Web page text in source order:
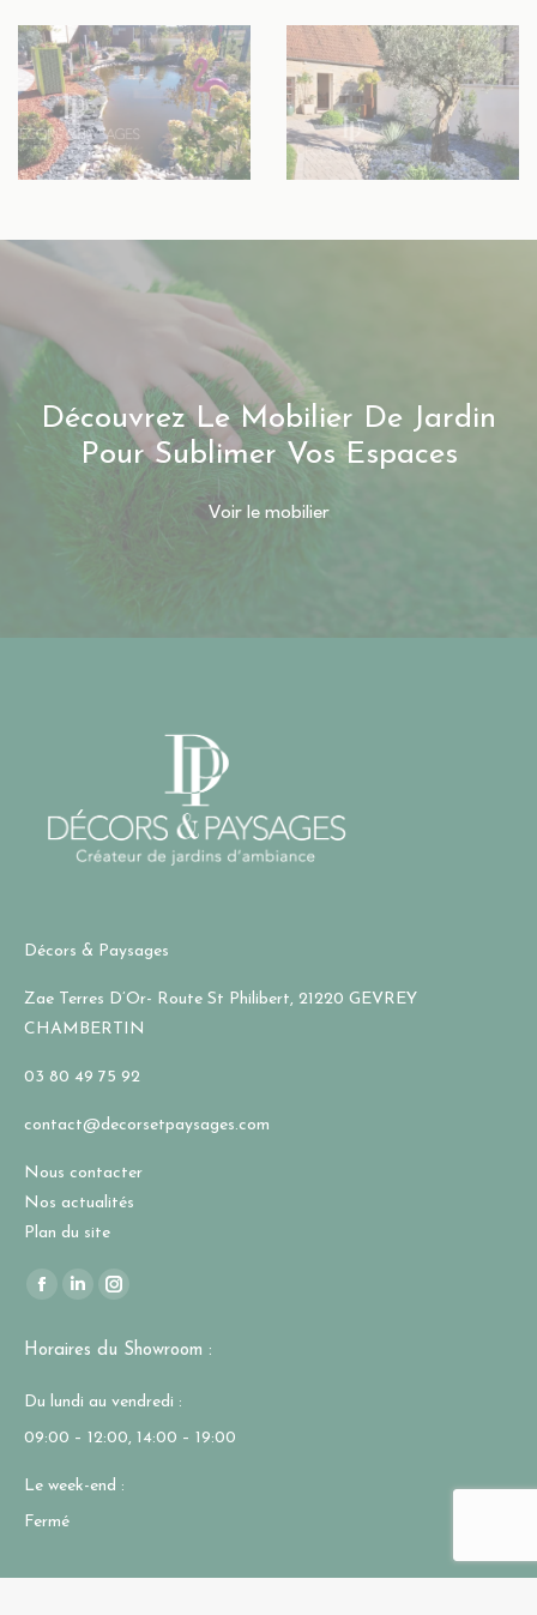
Découvrez Le Mobilier De Jardin
Pour Sublimer Vos Espaces
Voir le mobilier
Décors & Paysages
Zae Terres D’Or- Route St Philibert, 21220 GEVREY
CHAMBERTIN
03 80 49 75 92
contact@decorsetpaysages.com
Nous contacter
Nos actualités
Plan du site
Trouvez nous sur :
Facebook
s'ouvre
nouvelle
fenêtre
LinkedIn
s'ouvre
nouvelle
La
Instagram
s'ouvre
nouvelle
Horaires du Showroom :
Du lundi au vendredi :
09:00 – 12:00, 14:00 – 19:00
Le week-end :
Fermé